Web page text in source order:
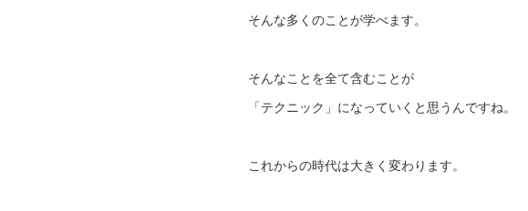
そんな多くのことが学べます。
そんなことを全て含むことが
「テクニック」になっていくと思うんですね。
これからの時代は大きく変わります。